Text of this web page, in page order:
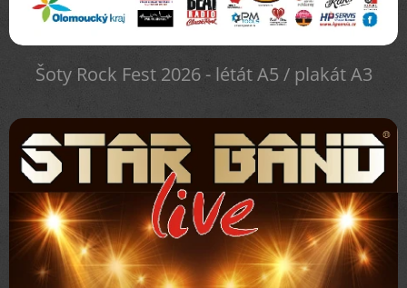
Šoty Rock Fest 2026 - létát A5 / plakát A3